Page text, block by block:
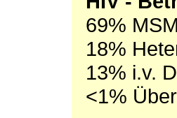
69%
18%
13% i.v.
<1%